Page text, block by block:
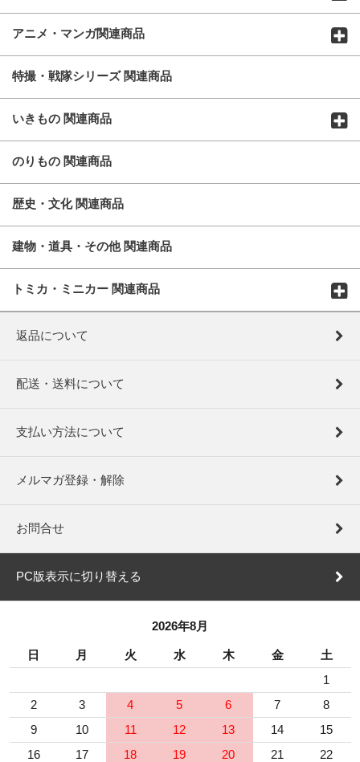
アニメ・マンガ関連商品
特撮・戦隊シリーズ 関連商品
いきもの 関連商品
のりもの 関連商品
歴史・文化 関連商品
建物・道具・その他 関連商品
トミカ・ミニカー 関連商品
返品について
配送・送料について
支払い方法について
メルマガ登録・解除
お問合せ
PC版表示に切り替える
2026年8月
日 月 火 水 木 金
土
1
2
3 4 5 6 7
8
9
10 11 12 13 14
15
16
17 18 19 20 21
22